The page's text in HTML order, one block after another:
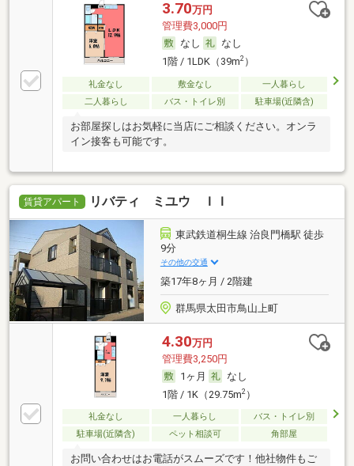
3.70万円
管理費3,000円
なし
なし
1階 / 1LDK（39m2）
礼金なし 敷金なし
一人暮らし
二人暮らし
バス・トイレ別 駐車場(近隣含)
お部屋探しはお気軽に当店にご相談ください。オンラ
イン接客も可能です。
賃貸アパート リバティ ミユウ ＩＩ
東武鉄道桐生線 治良門橋駅 徒歩
9分
その他の交通
築17年8ヶ月 / 2階建
群馬県太田市鳥山上町
4.30万円
管理費3,250円
1ヶ月
なし
1階 / 1K（29.75m2）
礼金なし 一人暮らし
バス・トイレ別
駐車場(近隣含)
ペット相談可 角部屋
お問い合わせはお電話がスムーズです！他社物件もご